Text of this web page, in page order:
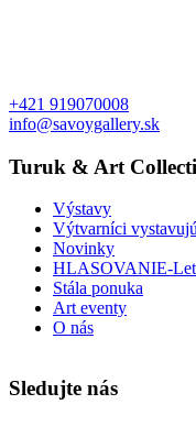
+421 919070008
info@savoygallery.sk
Turuk & Art
Výstavy
Výtvarníci
Novinky
HLASOVANIE-
Stála ponuka
Art eventy
O nás
Sledujte nás